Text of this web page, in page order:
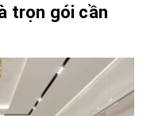
trọn gói cần